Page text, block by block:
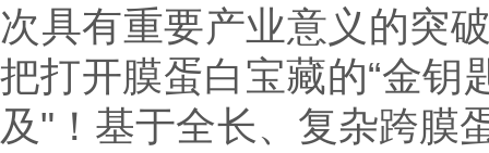
次具有重要产业意义的突
把打开膜蛋白宝藏的“金钥
及"！基于全长、复杂跨膜